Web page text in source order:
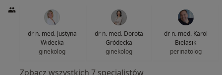
dr n. med. Justyna
Widecka
ginekolog
dr n. med. Dorota
Gródecka
ginekolog
dr n. med. Karol
Bielasik
perinatolog
Zobacz wszystkich 7 specjalistów